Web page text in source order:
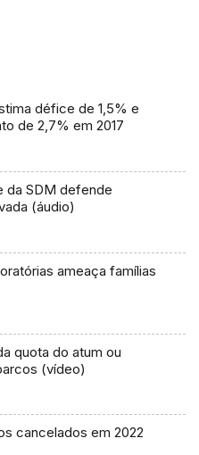
défice de 1,5% e
de 2,7% em 2017
da SDM defende
(áudio)
ameaça famílias
quota do atum ou
(vídeo)
cancelados em 2022